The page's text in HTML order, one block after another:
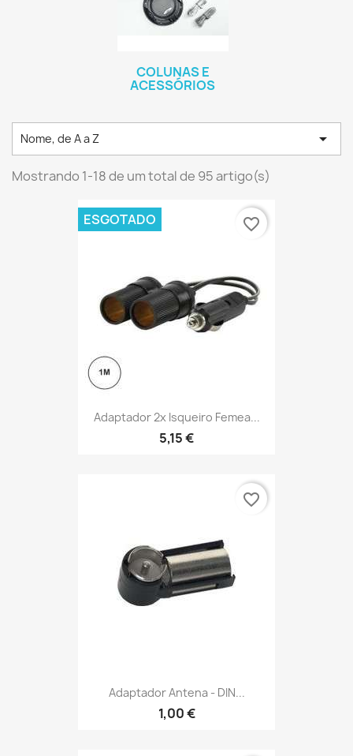
COLUNAS E
ACESSÓRIOS
Nome, de A a Z 
Mostrando 1-18 de um total de 95 artigo(s)
Adaptador 2x Isqueiro Femea...
5,15 €
ESGOTADO favorite_border
Adaptador Antena - DIN...
1,00 €
favorite_border